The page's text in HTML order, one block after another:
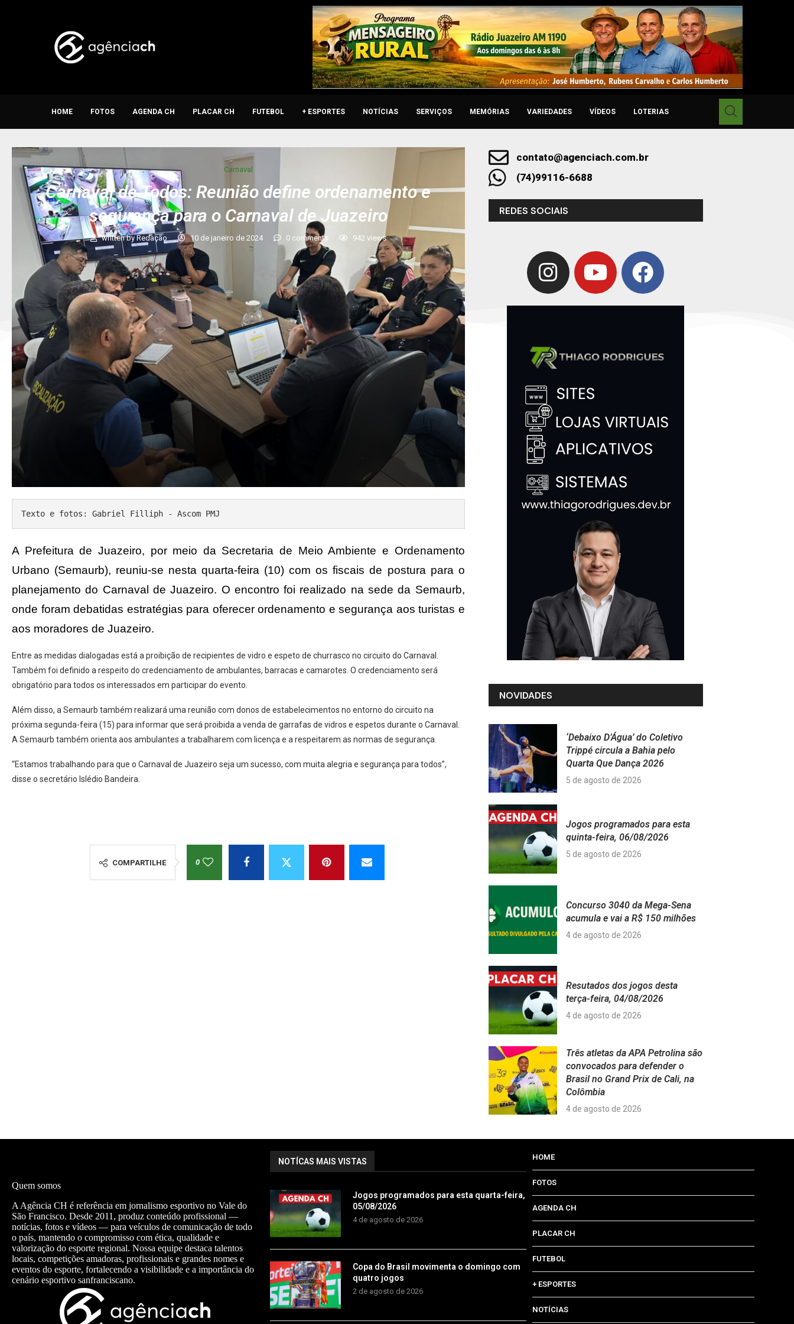
HOME FOTOS AGENDA CH PLACAR CH FUTEBOL + ESPORTES NOTÍCIAS SERVIÇOS MEMÓRIAS VARIEDADES VÍDEOS LOTERIAS
Carnaval
Carnaval de Todos: Reunião define ordenamento e
segurança para o Carnaval de Juazeiro
written byRedação 10 de janeiro de 2024 0 comments 942 views
Texto e fotos: Gabriel Filliph - Ascom PMJ
A Prefeitura de Juazeiro, por meio da Secretaria de Meio Ambiente e Ordenamento
Urbano (Semaurb), reuniu-se nesta quarta-feira (10) com os fiscais de postura para o
planejamento do Carnaval de Juazeiro. O encontro foi realizado na sede da Semaurb,
onde foram debatidas estratégias para oferecer ordenamento e segurança aos turistas e
aos moradores de Juazeiro.
Entre as medidas dialogadas está a proibição de recipientes de vidro e espeto de churrasco no circuito do Carnaval.
Também foi definido a respeito do credenciamento de ambulantes, barracas e camarotes. O credenciamento será
obrigatório para todos os interessados em participar do evento.
Além disso, a Semaurb também realizará uma reunião com donos de estabelecimentos no entorno do circuito na
próxima segunda-feira (15) para informar que será proibida a venda de garrafas de vidros e espetos durante o Carnaval.
A Semaurb também orienta aos ambulantes a trabalharem com licença e a respeitarem as normas de segurança.
“Estamos trabalhando para que o Carnaval de Juazeiro seja um sucesso, com muita alegria e segurança para todos”,
disse o secretário Islédio Bandeira.
COMPARTILHE 0
contato@agenciach.com.br
(74)99116-6688
REDES SOCIAIS
NOVIDADES
‘Debaixo D’Água’ do Coletivo
Trippé circula a Bahia pelo
Quarta Que Dança 2026
5 de agosto de 2026
Jogos programados para esta
quinta-feira, 06/08/2026
5 de agosto de 2026
Concurso 3040 da Mega-Sena
acumula e vai a R$ 150 milhões
4 de agosto de 2026
Resutados dos jogos desta
terça-feira, 04/08/2026
4 de agosto de 2026
Três atletas da APA Petrolina são
convocados para defender o
Brasil no Grand Prix de Cali, na
Colômbia
4 de agosto de 2026
Quem somos
A Agência CH é referência em jornalismo esportivo no Vale do
São Francisco. Desde 2011, produz conteúdo profissional —
notícias, fotos e vídeos — para veículos de comunicação de todo
o país, mantendo o compromisso com ética, qualidade e
valorização do esporte regional. Nossa equipe destaca talentos
locais, competições amadoras, profissionais e grandes nomes e
eventos do esporte, fortalecendo a visibilidade e a importância do
cenário esportivo sanfranciscano.
NOTÍCAS MAIS VISTAS
Jogos programados para esta quarta-feira,
05/08/2026
4 de agosto de 2026
Copa do Brasil movimenta o domingo com
quatro jogos
2 de agosto de 2026
HOME
FOTOS
AGENDA CH
PLACAR CH
FUTEBOL
+ ESPORTES
NOTÍCIAS